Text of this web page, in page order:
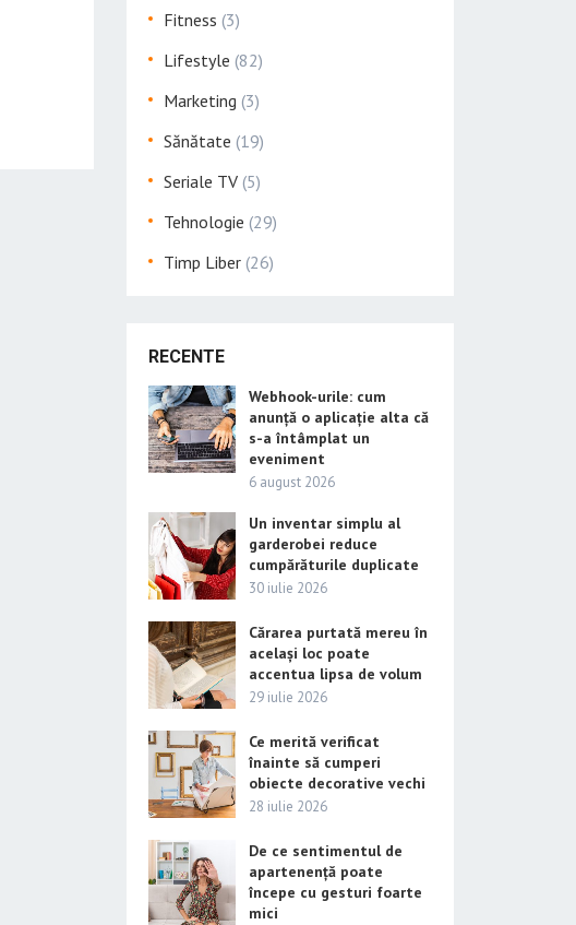
Fitness (3)
Lifestyle (82)
Marketing (3)
Sănătate (19)
Seriale TV (5)
Tehnologie (29)
Timp Liber (26)
RECENTE
Webhook-urile: cum
anunță o aplicație alta că
s-a întâmplat un
eveniment
6 august 2026
Un inventar simplu al
garderobei reduce
cumpărăturile duplicate
30 iulie 2026
Cărarea purtată mereu în
același loc poate
accentua lipsa de volum
29 iulie 2026
Ce merită verificat
înainte să cumperi
obiecte decorative vechi
28 iulie 2026
De ce sentimentul de
apartenență poate
începe cu gesturi foarte
mici